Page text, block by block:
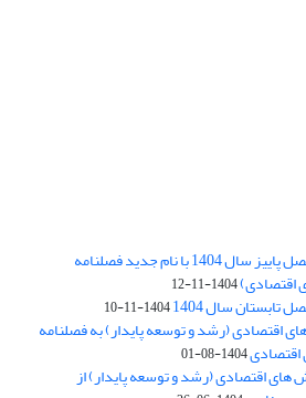
بارگذاری فایل کلی مقالات فصل پاییز سال 1404 با نام جدید فصلنامه
اقتصادی)1404-11-12
تابستان سال 1404 1404-11-10
اقتصادی (رشد و توسعه پایدار) به فصلنامه
1404-08-01
های اقتصادی (رشد و توسعه پایدار) از